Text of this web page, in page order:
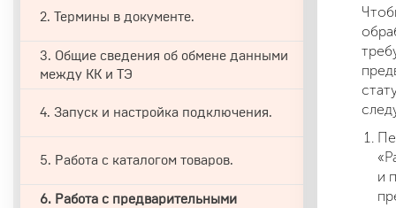
2. Термины в документе.
3. Общие сведения об обмене данными
между КК и ТЭ
4. Запуск и настройка подключения.
5. Работа с каталогом товаров.
6. Работа с предварительными
и